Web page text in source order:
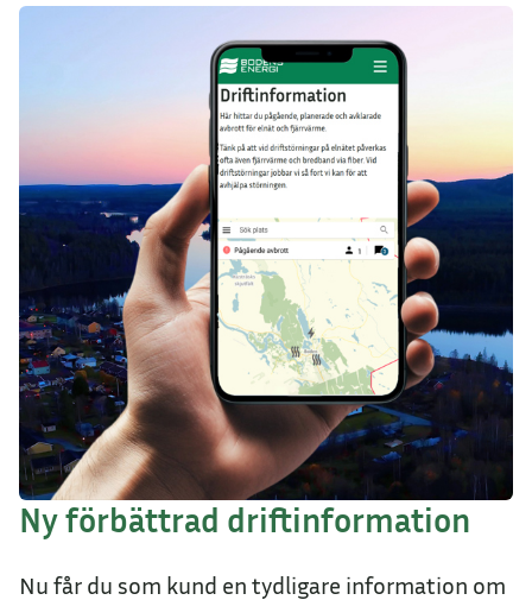
Ny förbättrad driftinformation
Nu får du som kund en tydligare information om